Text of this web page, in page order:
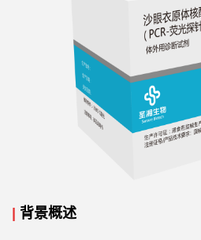
背景概述